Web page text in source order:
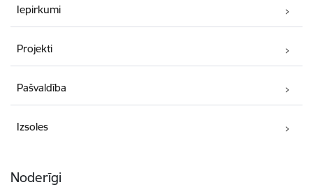
Iepirkumi
Projekti
Pašvaldība
Izsoles
Noderīgi